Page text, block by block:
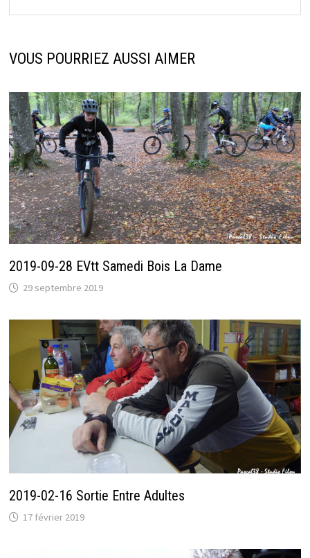
VOUS POURRIEZ AUSSI AIMER
2019-09-28 EVtt Samedi Bois La Dame
29 septembre 2019
2019-02-16 Sortie Entre Adultes
17 février 2019